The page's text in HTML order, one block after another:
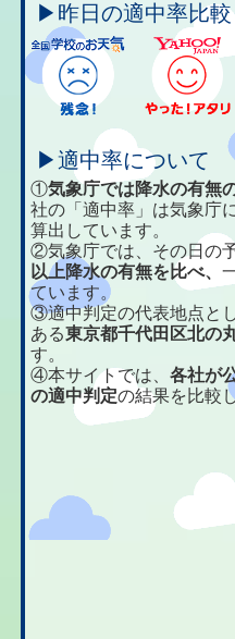
▶昨日の適中率比較
▶適中率について
①気象庁では降水の有無
社の「適中率」は気象庁
算出しています。
②気象庁では、その日の
以上降水の有無を比べ、
ています。
③適中判定の代表地点と
ある東京都千代田区北の
す。
④本サイトでは、各社が
の適中判定の結果を比較